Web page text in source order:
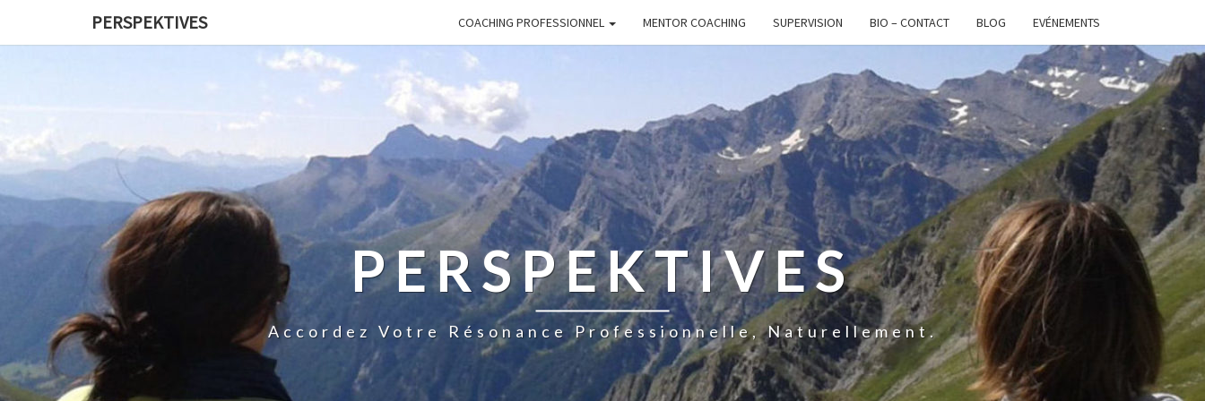
PERSPEKTIVES COACHING PROFESSIONNEL MENTOR COACHING SUPERVISION BIO – CONTACT BLOG EVÉNEMENTS
PERSPEKTIVES
Accordez Votre Résonance Professionnelle, Naturellement.